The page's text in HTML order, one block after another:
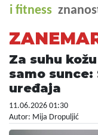
i fitness
Za suhu
samo
uređaja
11.06.2026 01:30
Autor: Mija Dropuljić